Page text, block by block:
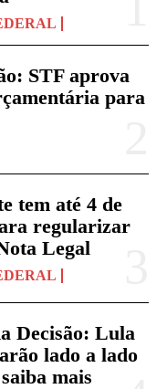
STF aprova
para
tem até 4 de
regularizar
Legal
Decisão: Lula
lado a lado
mais